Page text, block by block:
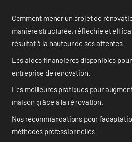
Comment mener un projet de
manière structurée, réfléchie et
résultat à la hauteur de ses attentes
Les aides financières disponibles
entreprise de rénovation.
Les meilleures pratiques pour
maison grâce à la rénovation.
Nos recommandations pour
méthodes professionnelles